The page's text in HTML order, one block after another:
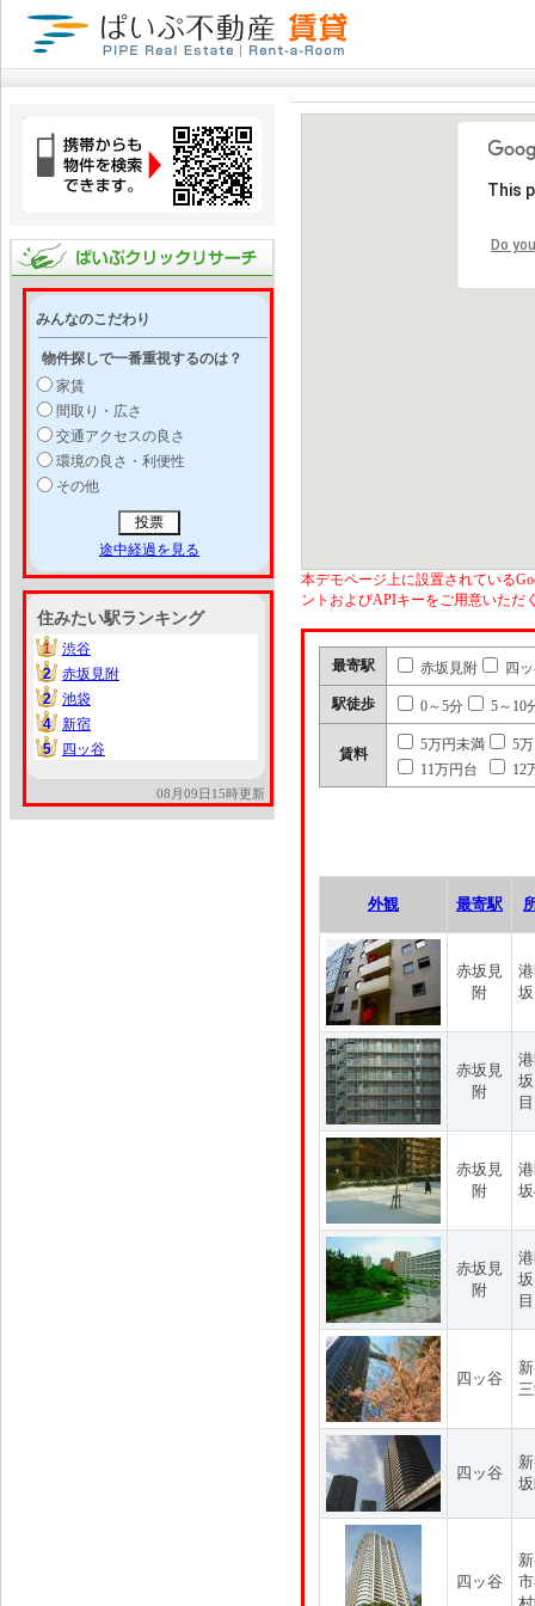
みんなのこだわり
物件探しで一番重視するのは？
家賃
間取り・広さ
交通アクセスの良さ
環境の良さ・利便性
その他
途中経過を見る
住みたい駅ランキング
1
1
渋谷
2
2
赤坂見附
2
2
池袋
4
4
新宿
5
5 四ッ谷
08月09日15時更新
This
Do
本デモページ上に設置されている
ントおよびAPIキーをご用意いただ
最寄駅 赤坂見附 四
駅徒歩 0～5分 5～10
賃料
5万円未満
5
11万円台
12
外観 最寄駅
赤坂見
附
赤坂見
附
目
赤坂見
附
赤坂見
附
目
四ッ谷
四ッ谷
四ッ谷